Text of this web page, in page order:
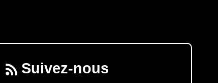
Suivez-nous